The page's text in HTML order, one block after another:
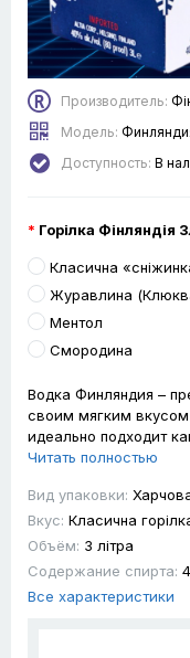
Производитель:
Модель:
Доступность: В
Горілка Фінляндія
Класична
Журавлина
Ментол
Смородина
Водка Финляндия –
своим мягким
идеально подходит
Читать полностью
Вид упаковки:
Вкус: Класична
Объём: 3 літра
Содержание спирта:
Все характеристики